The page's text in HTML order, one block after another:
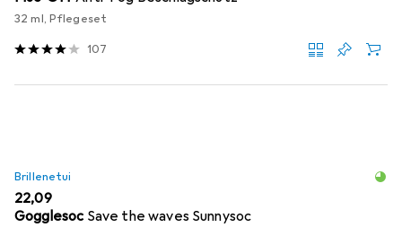
32 ml, Pflegeset
107
Brillenetui
EUR
22,09
Gogglesoc Save the waves Sunnysoc